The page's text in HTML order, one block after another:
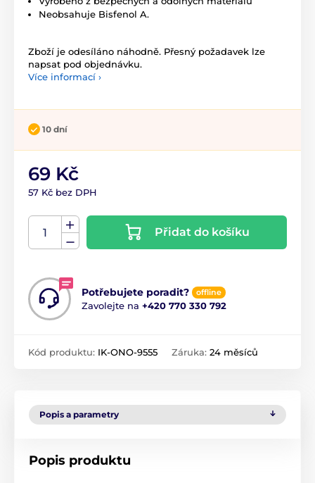
Neobsahuje Bisfenol A.
Zboží je odesíláno náhodně. Přesný požadavek lze
napsat pod objednávku.
Více informací ›
10 dní
69 Kč
57 Kč bez DPH
Přidat do košíku
Potřebujete poradit? offline
Zavolejte na +420 770 330 792
Kód produktu: IK-ONO-9555 Záruka: 24 měsíců
Popis a parametry
Popis produktu